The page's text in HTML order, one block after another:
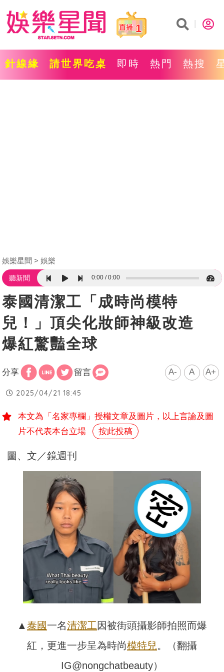
1
針線緣 請世界吃桌 即時 熱門 熱搜
娛樂星聞 娛樂
聽新聞 0:00 0:00
泰國清潔工「成時尚模特
兒！」頂尖化妝師神級改造
爆紅驚豔全球
分享 留言 A- A A+
2025/04/21 18:45
本文為「名家專欄」授權文章及圖片，以上言論及圖
片不代表本台立場
按此投稿
圖、文／鏡週刊
▲ 泰國一名清潔工因被街頭攝影師拍照而爆
紅，更進一步呈為時尚模特兒。（翻攝
IG@nongchatbeauty）